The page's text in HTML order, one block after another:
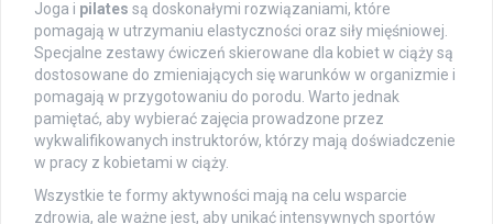
Joga i pilates są doskonałymi rozwiązaniami, które
pomagają w utrzymaniu elastyczności oraz siły mięśniowej.
Specjalne zestawy ćwiczeń skierowane dla kobiet w ciąży są
dostosowane do zmieniających się warunków w organizmie i
pomagają w przygotowaniu do porodu. Warto jednak
pamiętać, aby wybierać zajęcia prowadzone przez
wykwalifikowanych instruktorów, którzy mają doświadczenie
w pracy z kobietami w ciąży.
Wszystkie te formy aktywności mają na celu wsparcie
zdrowia, ale ważne jest, aby unikać intensywnych sportów